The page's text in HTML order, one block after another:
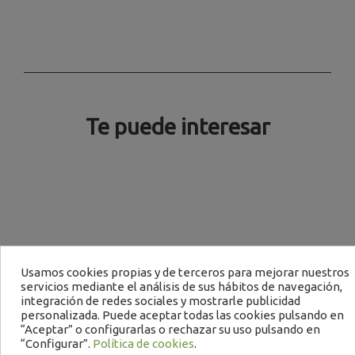
Te puede interesar
Usamos cookies propias y de terceros para mejorar nuestros
servicios mediante el análisis de sus hábitos de navegación,
integración de redes sociales y mostrarle publicidad
personalizada. Puede aceptar todas las cookies pulsando en
“Aceptar” o configurarlas o rechazar su uso pulsando en
“Configurar”. Política de cookies.